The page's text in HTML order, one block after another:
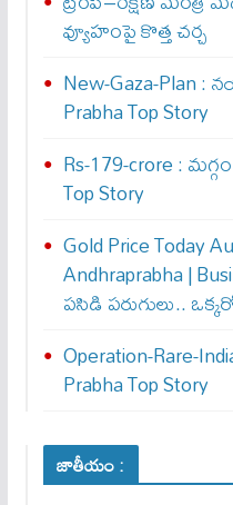
వ్యూహంపై కొత్త చర్చ
New-Gaza-Plan :
Prabha Top Story
Rs-179-crore :
Top Story
Gold Price Today
Andhraprabha |
పసిడి పరుగులు..
Operation-Rare-
Prabha Top Story
జాతీయం :